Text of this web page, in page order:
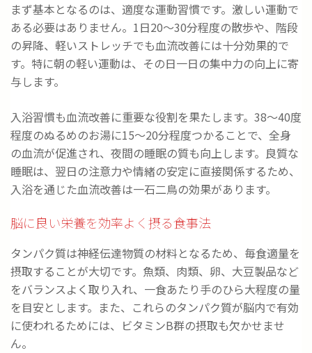
まず基本となるのは、適度な運動習慣です。激しい運動で
ある必要はありません。1日20～30分程度の散歩や、階段
の昇降、軽いストレッチでも血流改善には十分効果的で
す。特に朝の軽い運動は、その日一日の集中力の向上に寄
与します。
入浴習慣も血流改善に重要な役割を果たします。38～40度
程度のぬるめのお湯に15～20分程度つかることで、全身
の血流が促進され、夜間の睡眠の質も向上します。良質な
睡眠は、翌日の注意力や情緒の安定に直接関係するため、
入浴を通じた血流改善は一石二鳥の効果があります。
脳に良い栄養を効率よく摂る食事法
タンパク質は神経伝達物質の材料となるため、毎食適量を
摂取することが大切です。魚類、肉類、卵、大豆製品など
をバランスよく取り入れ、一食あたり手のひら大程度の量
を目安とします。また、これらのタンパク質が脳内で有効
に使われるためには、ビタミンB群の摂取も欠かせませ
ん。